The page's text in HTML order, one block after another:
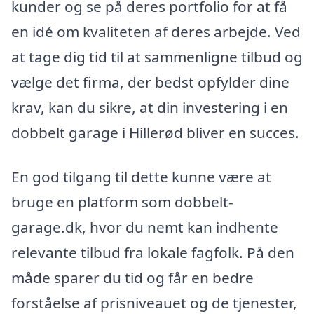
kunder og se på deres portfolio for at få
en idé om kvaliteten af deres arbejde. Ved
at tage dig tid til at sammenligne tilbud og
vælge det firma, der bedst opfylder dine
krav, kan du sikre, at din investering i en
dobbelt garage i Hillerød bliver en succes.
En god tilgang til dette kunne være at
bruge en platform som dobbelt-
garage.dk, hvor du nemt kan indhente
relevante tilbud fra lokale fagfolk. På den
måde sparer du tid og får en bedre
forståelse af prisniveauet og de tjenester,